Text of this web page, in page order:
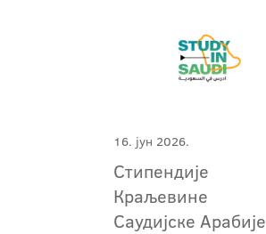
16. јун 2026.
Стипендије
Краљевине
Саудијске Арабије